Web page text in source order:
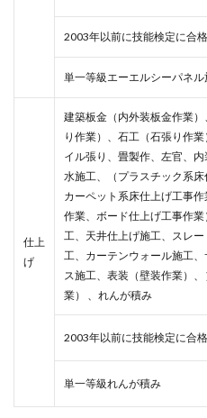
2003年以前に技能検定に合
単一等級エーエルシーパネル
仕上
げ
建築板金（内外装板金作業
り作業）、石工（石張り作
イル張り、畳製作、左官、
水施工、（プラスチック系床
カーペット系床仕上げ工事
作業、ボード仕上げ工事作
工、天井仕上げ施工、スレ
工、カーテンウォール施工
ス施工、表装（壁装作業）
業） 、れんが積み
2003年以前に技能検定に合
単一等級れんが積み